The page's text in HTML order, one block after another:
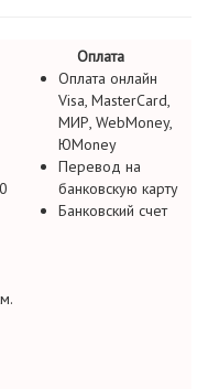
Оплата
Оплата онлайн
Visa, MasterCard,
МИР, WebMoney,
ЮMoney
Перевод на
банковскую карту
Банковский счет